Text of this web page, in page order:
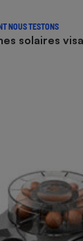
NOUS TESTONS
solaires